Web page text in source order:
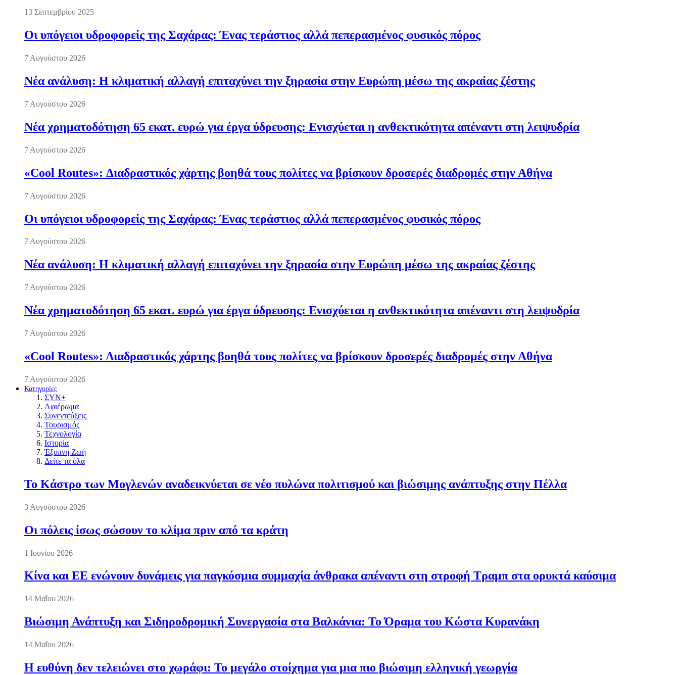
13 Σεπτεμβρίου 2025
Οι υπόγειοι υδροφορείς της Σαχάρας: Ένας τεράστιος αλλά πεπερασμένος φυσικός πόρος
7 Αυγούστου 2026
Νέα ανάλυση: Η κλιματική αλλαγή επιταχύνει την ξηρασία στην Ευρώπη μέσω της ακραίας ζέστης
7 Αυγούστου 2026
Νέα χρηματοδότηση 65 εκατ. ευρώ για έργα ύδρευσης: Ενισχύεται η ανθεκτικότητα απέναντι στη λειψυδρία
7 Αυγούστου 2026
«Cool Routes»: Διαδραστικός χάρτης βοηθά τους πολίτες να βρίσκουν δροσερές διαδρομές στην Αθήνα
7 Αυγούστου 2026
Οι υπόγειοι υδροφορείς της Σαχάρας: Ένας τεράστιος αλλά πεπερασμένος φυσικός πόρος
7 Αυγούστου 2026
Νέα ανάλυση: Η κλιματική αλλαγή επιταχύνει την ξηρασία στην Ευρώπη μέσω της ακραίας ζέστης
7 Αυγούστου 2026
Νέα χρηματοδότηση 65 εκατ. ευρώ για έργα ύδρευσης: Ενισχύεται η ανθεκτικότητα απέναντι στη λειψυδρία
7 Αυγούστου 2026
«Cool Routes»: Διαδραστικός χάρτης βοηθά τους πολίτες να βρίσκουν δροσερές διαδρομές στην Αθήνα
7 Αυγούστου 2026
Κατηγορίες
ΣΥΝ+
Αφιέρωμα
Συνεντεύξεις
Τουρισμός
Τεχνολογία
Ιστορία
Έξυπνη Ζωή
Δείτε τα όλα
Το Κάστρο των Μογλενών αναδεικνύεται σε νέο πυλώνα πολιτισμού και βιώσιμης ανάπτυξης στην Πέλλα
3 Αυγούστου 2026
Οι πόλεις ίσως σώσουν το κλίμα πριν από τα κράτη
1 Ιουνίου 2026
Κίνα και ΕΕ ενώνουν δυνάμεις για παγκόσμια συμμαχία άνθρακα απέναντι στη στροφή Τραμπ στα ορυκτά καύσιμα
14 Μαΐου 2026
Βιώσιμη Ανάπτυξη και Σιδηροδρομική Συνεργασία στα Βαλκάνια: Το Όραμα του Κώστα Κυρανάκη
14 Μαΐου 2026
Η ευθύνη δεν τελειώνει στο χωράφι: Το μεγάλο στοίχημα για μια πιο βιώσιμη ελληνική γεωργία